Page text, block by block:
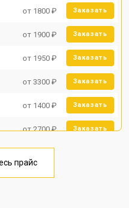
от 1800 ₽ Заказать
от 1900 ₽ Заказать
от 1950 ₽ Заказать
от 3300 ₽ Заказать
от 1400 ₽ Заказать
от 2700 ₽ Заказать
от 1750 ₽
прайс